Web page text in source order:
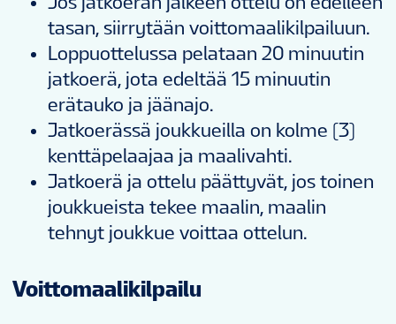
tasan, siirrytään voittomaalikilpailuun.
Loppuottelussa pelataan 20 minuutin
jatkoerä, jota edeltää 15 minuutin
erätauko ja jäänajo.
Jatkoerässä joukkueilla on kolme (3)
kenttäpelaajaa ja maalivahti.
Jatkoerä ja ottelu päättyvät, jos toinen
joukkueista tekee maalin, maalin
tehnyt joukkue voittaa ottelun.
Voittomaalikilpailu